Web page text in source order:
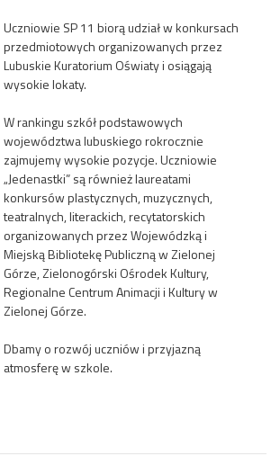
Uczniowie SP 11 biorą udział w konkursach
przedmiotowych organizowanych przez
Lubuskie Kuratorium Oświaty i osiągają
wysokie lokaty.
W rankingu szkół podstawowych
województwa lubuskiego rokrocznie
zajmujemy wysokie pozycje. Uczniowie
„Jedenastki” są również laureatami
konkursów plastycznych, muzycznych,
teatralnych, literackich, recytatorskich
organizowanych przez Wojewódzką i
Miejską Bibliotekę Publiczną w Zielonej
Górze, Zielonogórski Ośrodek Kultury,
Regionalne Centrum Animacji i Kultury w
Zielonej Górze.
Dbamy o rozwój uczniów i przyjazną
atmosferę w szkole.